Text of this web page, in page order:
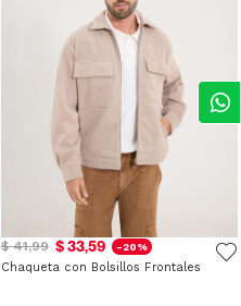
$ 41,99 $ 33,59 -20%
Chaqueta con Bolsillos Frontales